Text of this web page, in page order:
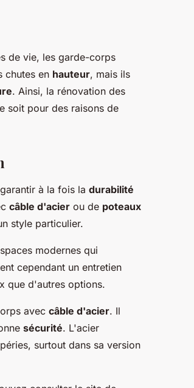
de vie, les garde-corps
chutes en hauteur, mais ils
. Ainsi, la rénovation des
soit pour des raisons de
à la fois la durabilité
câble d'acier ou de poteaux
style particulier.
modernes qui
cependant un entretien
que d'autres options.
avec câble d'acier. Il
sécurité. L'acier
surtout dans sa version